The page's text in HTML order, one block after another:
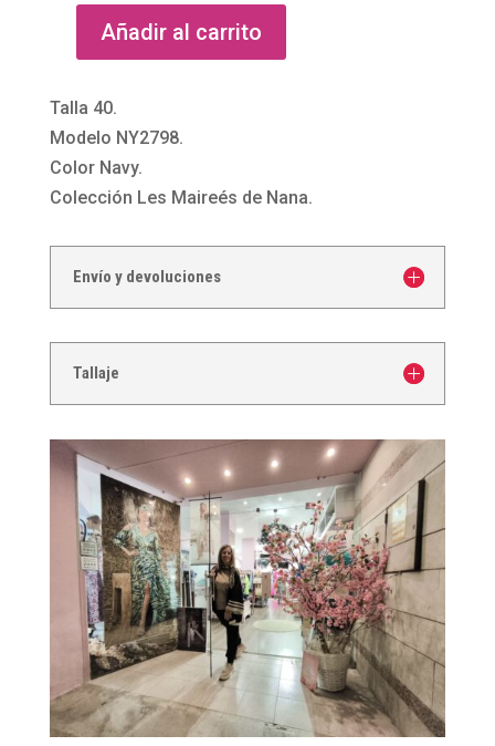
cuerpo
de
encaje
de
York
cantidad
Añadir al carrito
Talla 40.
Modelo NY2798.
Color Navy.
Colección Les Maireés de Nana.
Envío y devoluciones
Tallaje